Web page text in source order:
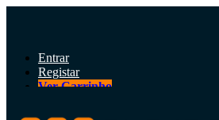
Entrar
Registar
Ver Carrinho